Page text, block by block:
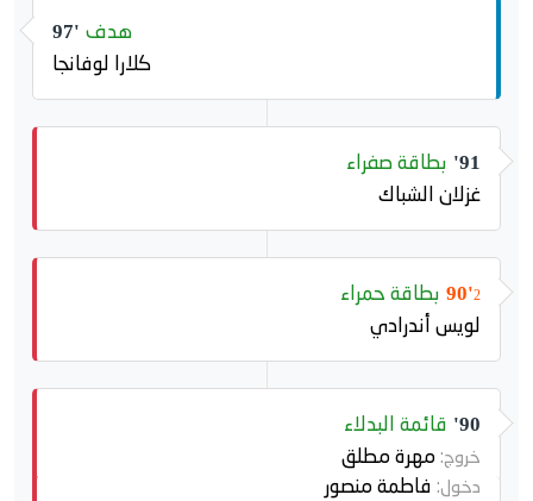
97' هدف
كلارا لوفانجا
91' بطاقة صفراء
غزلان الشباك
90'2
بطاقة حمراء
لويس أندرادي
90' قائمة البدلاء
خروج: مهرة مطلق
دخول: فاطمة منصور